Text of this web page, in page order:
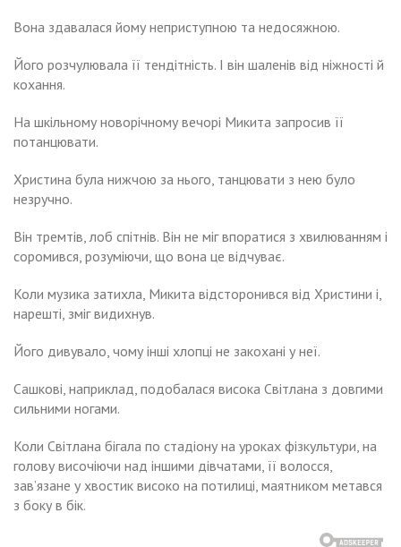
Вона здавалася йому неприступною та недосяжною.
Його розчулювала її тендітність. І він шаленів від ніжності й
кохання.
На шкільному новорічному вечорі Микита запросив її
потанцювати.
Христина була нижчою за нього, танцювати з нею було
незручно.
Він тремтів, лоб спітнів. Він не міг впоратися з хвилюванням і
соромився, розуміючи, що вона це відчуває.
Коли музика затихла, Микита відсторонився від Христини і,
нарешті, зміг видихнув.
Його дивувало, чому інші хлопці не закохані у неї.
Сашкові, наприклад, подобалася висока Світлана з довгими
сильними ногами.
Коли Світлана бігала по стадіону на уроках фізкультури, на
голову височіючи над іншими дівчатами, її волосся,
зав’язане у хвостик високо на потилиці, маятником метався
з боку в бік.